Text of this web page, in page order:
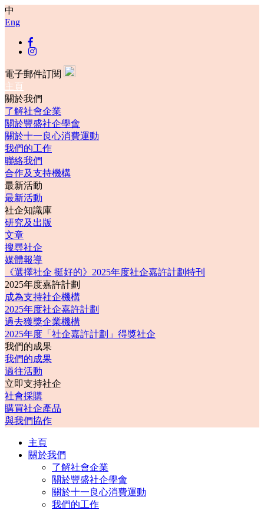
中
Eng
電子郵件訂閱
主頁
關於我們
了解社會企業
關於豐盛社企學會
關於十一良心消費運動
我們的工作
聯絡我們
合作及支持機構
最新活動
最新活動
社企知識庫
研究及出版
文章
搜尋社企
媒體報導
《選擇社企 挺好的》2025年度社企嘉許計劃特刊
2025年度嘉許計劃
成為支持社企機構
2025年度社企嘉許計劃
過去獲獎企業機構
2025年度「社企嘉許計劃」得獎社企
我們的成果
我們的成果
過往活動
立即支持社企
社會採購
購買社企產品
與我們協作
主頁
關於我們
了解社會企業
關於豐盛社企學會
關於十一良心消費運動
我們的工作